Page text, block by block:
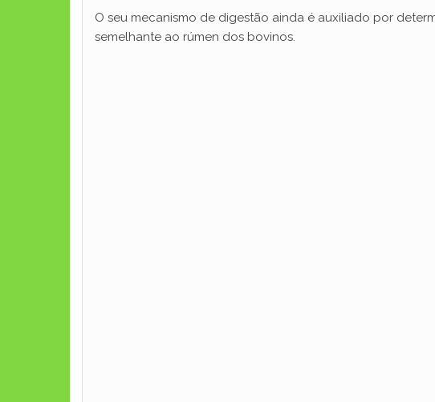
O seu mecanismo de digestão ainda é auxiliado por
semelhante ao rúmen dos bovinos.